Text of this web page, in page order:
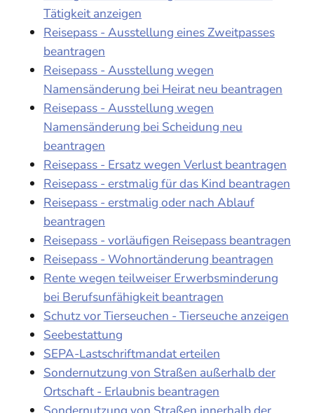
Tätigkeit anzeigen
Reisepass - Ausstellung eines Zweitpasses
beantragen
Reisepass - Ausstellung wegen
Namensänderung bei Heirat neu beantragen
Reisepass - Ausstellung wegen
Namensänderung bei Scheidung neu
beantragen
Reisepass - Ersatz wegen Verlust beantragen
Reisepass - erstmalig für das Kind beantragen
Reisepass - erstmalig oder nach Ablauf
beantragen
Reisepass - vorläufigen Reisepass beantragen
Reisepass - Wohnortänderung beantragen
Rente wegen teilweiser Erwerbsminderung
bei Berufsunfähigkeit beantragen
Schutz vor Tierseuchen - Tierseuche anzeigen
Seebestattung
SEPA-Lastschriftmandat erteilen
Sondernutzung von Straßen außerhalb der
Ortschaft - Erlaubnis beantragen